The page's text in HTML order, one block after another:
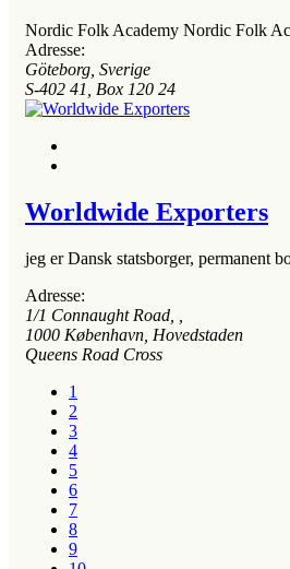
Nordic Folk Academy Nordic Folk
Adresse:
Göteborg, Sverige
S-402 41, Box 120 24
Worldwide Exporters
jeg er Dansk statsborger, permanent
Adresse:
1/1 Connaught Road
1000 København, Hovedstaden
Queens Road Cross
1
2
3
4
5
6
7
8
9